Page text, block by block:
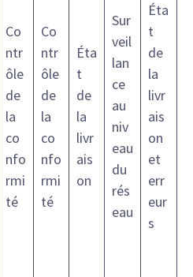
Co
ntr
ôle
de
la
co
nfo
rmi
té
Co
ntr
ôle
de
la
co
nfo
rmi
té
Éta
t
de
la
livr
ais
on
Sur
veil
lan
ce
au
niv
eau
du
rés
eau
Éta
t
de
la
livr
ais
on
et
err
eur
s